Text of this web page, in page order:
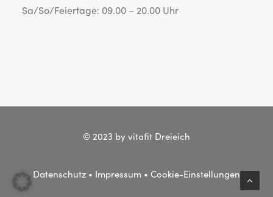
Sa/So/Feiertage: 09.00 – 20.00 Uhr
© 2023 by vitafit Dreieich
Datenschutz • Impressum • Cookie-Einstellungen